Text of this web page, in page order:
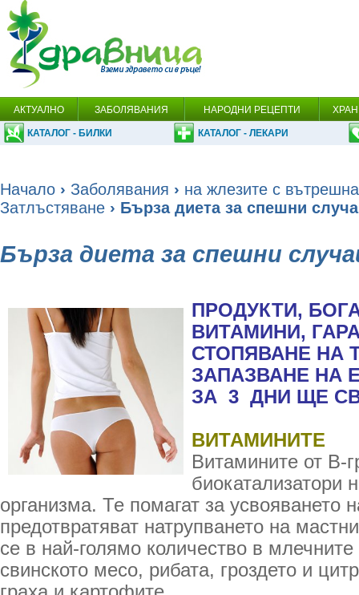
АКТУАЛНО ЗАБОЛЯВАНИЯ НАРОДНИ РЕЦЕПТИ
КАТАЛОГ - БИЛКИ КАТАЛОГ - ЛЕКАРИ
Начало › Заболявания › на жлезите с
Затлъстяване › Бърза диета за спешни
Бърза диета за спешни
ПРОДУКТИ,
ВИТАМИНИ,
СТОПЯВАНЕ НА
ЗАПАЗВАНЕ НА
ЗА 3 ДНИ ЩЕ
ВИТАМИНИТЕ
Витамините от В-
биокатализатори
организма. Те помагат за усвояването
предотвратяват натрупването на
се в най-голямо количество в млечните
свинското месо, рибата, гроздето и